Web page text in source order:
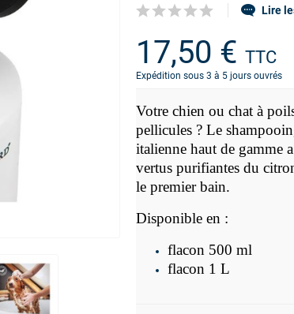
Lire
17,50 €TTC
Expédition sous 3 à 5 jours ouvrés
Votre chien ou chat à
pellicules ? Le
italienne haut de gamme
vertus purifiantes du
le premier bain.
Disponible en :
flacon 500 ml
flacon 1 L